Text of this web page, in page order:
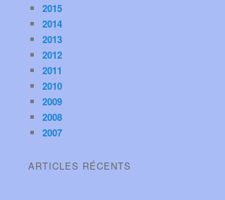
2015
2014
2013
2012
2011
2010
2009
2008
2007
ARTICLES RÉCENTS